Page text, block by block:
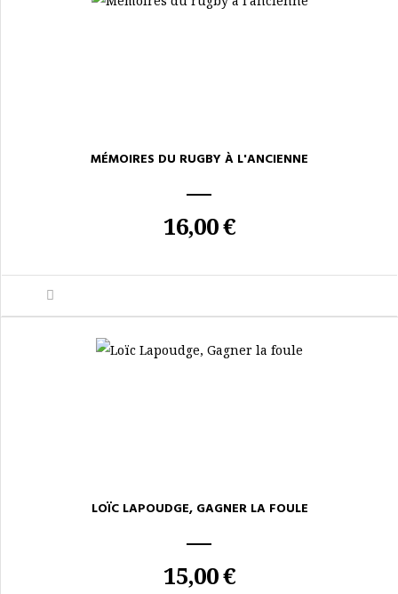
MÉMOIRES DU RUGBY À L'ANCIENNE
16,00 €
LOÏC LAPOUDGE, GAGNER LA FOULE
15,00 €